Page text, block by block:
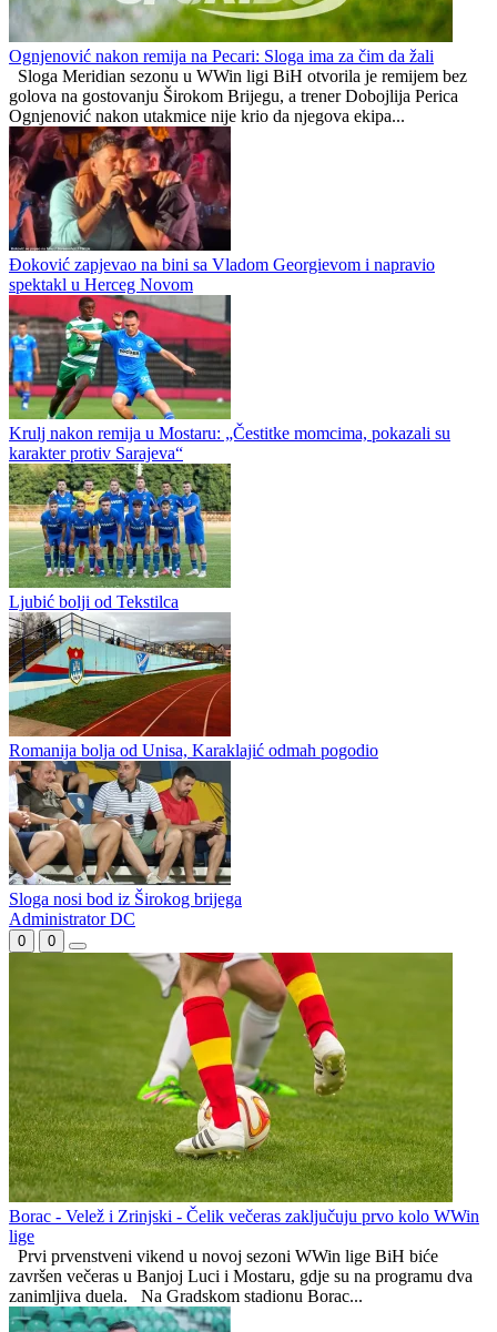
Ognjenović nakon remija na Pecari: Sloga ima za čim da žali
Sloga Meridian sezonu u WWin ligi BiH otvorila je remijem bez
golova na gostovanju Širokom Brijegu, a trener Dobojlija Perica
Ognjenović nakon utakmice nije krio da njegova ekipa...
Đoković zapjevao na bini sa Vladom Georgievom i napravio
spektakl u Herceg Novom
Krulj nakon remija u Mostaru: „Čestitke momcima, pokazali su
karakter protiv Sarajeva“
Ljubić bolji od Tekstilca
Romanija bolja od Unisa, Karaklajić odmah pogodio
Sloga nosi bod iz Širokog brijega
Administrator DC
0 0
Borac - Velež i Zrinjski - Čelik večeras zaključuju prvo kolo WWin
lige
Prvi prvenstveni vikend u novoj sezoni WWin lige BiH biće
završen večeras u Banjoj Luci i Mostaru, gdje su na programu dva
zanimljiva duela. Na Gradskom stadionu Borac...